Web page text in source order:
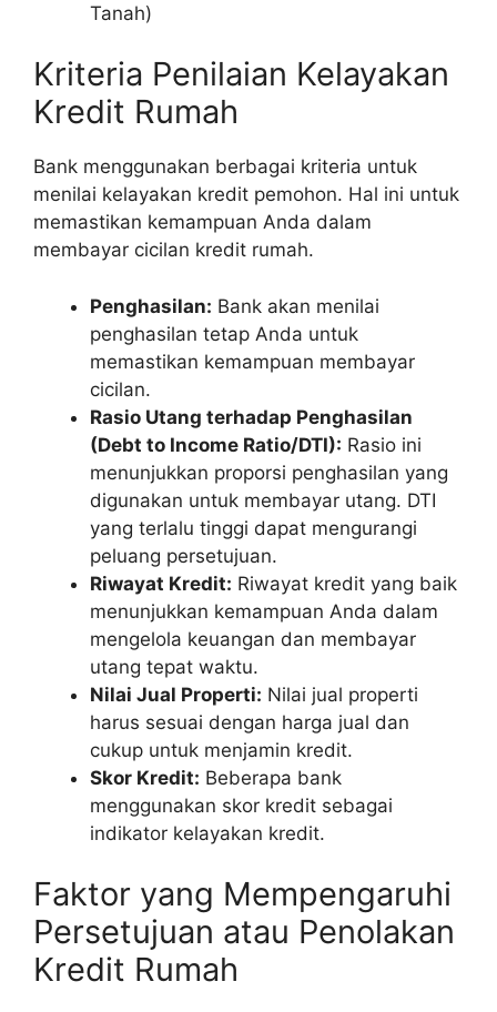
Tanah)
Kriteria Penilaian Kelayakan
Kredit Rumah
Bank menggunakan berbagai kriteria untuk
menilai kelayakan kredit pemohon. Hal ini untuk
memastikan kemampuan Anda dalam
membayar cicilan kredit rumah.
Penghasilan: Bank akan menilai
penghasilan tetap Anda untuk
memastikan kemampuan membayar
cicilan.
Rasio Utang terhadap Penghasilan
(Debt to Income Ratio/DTI): Rasio ini
menunjukkan proporsi penghasilan yang
digunakan untuk membayar utang. DTI
yang terlalu tinggi dapat mengurangi
peluang persetujuan.
Riwayat Kredit: Riwayat kredit yang baik
menunjukkan kemampuan Anda dalam
mengelola keuangan dan membayar
utang tepat waktu.
Nilai Jual Properti: Nilai jual properti
harus sesuai dengan harga jual dan
cukup untuk menjamin kredit.
Skor Kredit: Beberapa bank
menggunakan skor kredit sebagai
indikator kelayakan kredit.
Faktor yang Mempengaruhi
Persetujuan atau Penolakan
Kredit Rumah